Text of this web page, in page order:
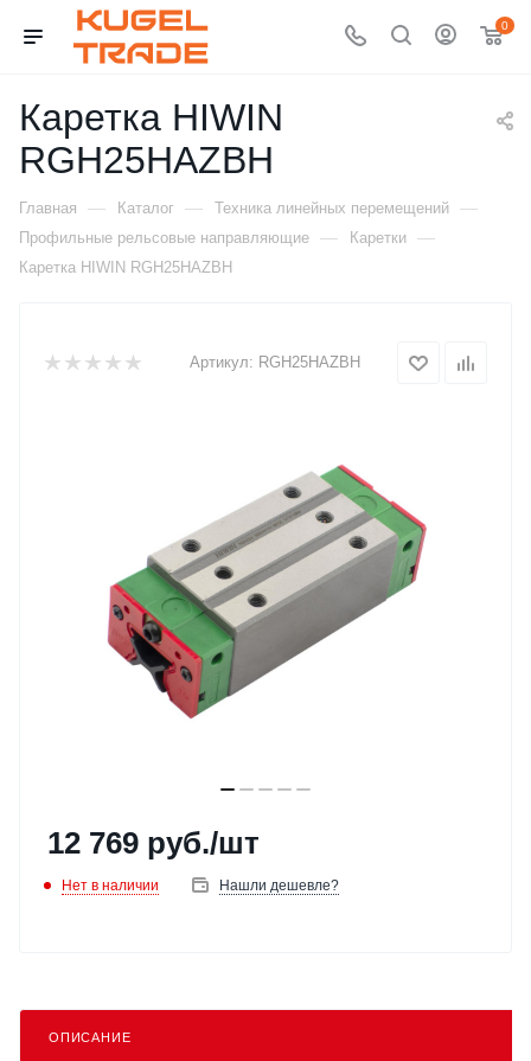
0
Каретка HIWIN
RGH25HAZBH
Главная — Каталог — Техника линейных перемещений —
Профильные рельсовые направляющие — Каретки —
Каретка HIWIN RGH25HAZBH
Артикул: RGH25HAZBH
12 769 руб./шт
Нет в наличии Нашли дешевле?
ОПИСАНИЕ